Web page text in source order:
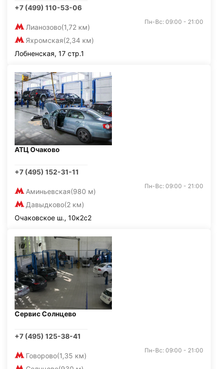
+7 (499) 110-53-06
Лианозово(1,72 км)
Яхромская(2,34 км)
Пн-Вс: 09:00 - 21:00
Лобненская, 17 стр.1
АТЦ Очаково
+7 (495) 152-31-11
Аминьевская(980 м)
Давыдково(2 км)
Пн-Вс: 09:00 - 21:00
Очаковское ш., 10к2с2
Сервис Солнцево
+7 (495) 125-38-41
Говорово(1,35 км)
Пн-Вс: 09:00 - 21:00